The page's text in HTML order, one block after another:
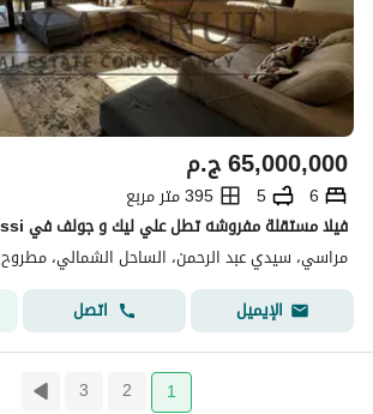
ج.م65,000,000
6
5
395 متر مربع
مراسي، سيدي عبد الرحمن، الساحل الشمالي، مطروح
الإيميل
اتصل
1
2
3